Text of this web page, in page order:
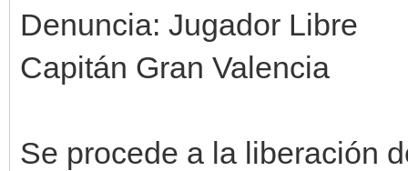
Denuncia: Jugador Libre
Capitán Gran Valencia
Se procede a la liberación